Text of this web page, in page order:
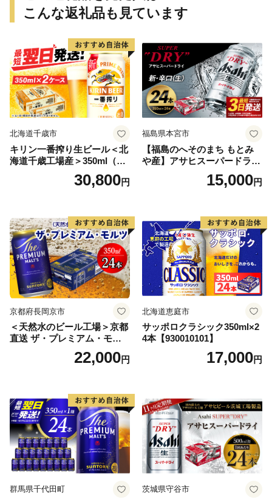
こんな返礼品も見ています
北海道千歳市
キリン一番搾り生ビール＜北
海道千歳工場産＞350ml（24
30,800円
福島県本宮市
【福島のへそのまち もとみ
や産】アサヒスーパードライ
350ml×24本 合計8.4L 1ケー
ス アルコール度数5% 缶ビー
口 送料無料 カメイ 本宮市
【07214-0206】
15,000円
京都府長岡京市
＜天然水のビール工場＞京都
直送 ザ・プレミアム・モル
ツ 350ml×24本 プレモル [149
22,000円
北海道恵庭市
サッポロクラシック350ml×2
4本【930010101】
17,000円
群馬県千代田町 茨城県守谷市